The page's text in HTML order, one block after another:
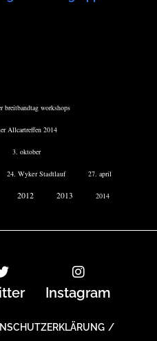
breitbandtag workshops
Allcartreffen 2014
3. oktober
24. Wyker Stadtlauf 27. april
2012 2013 2014
Instagram